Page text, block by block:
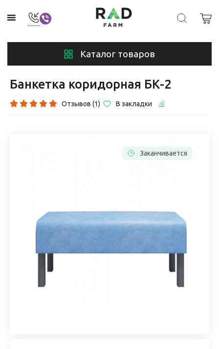
Каталог товаров
Банкетка коридорная БК-2
Отзывов (1) В закладки
Заканчивается